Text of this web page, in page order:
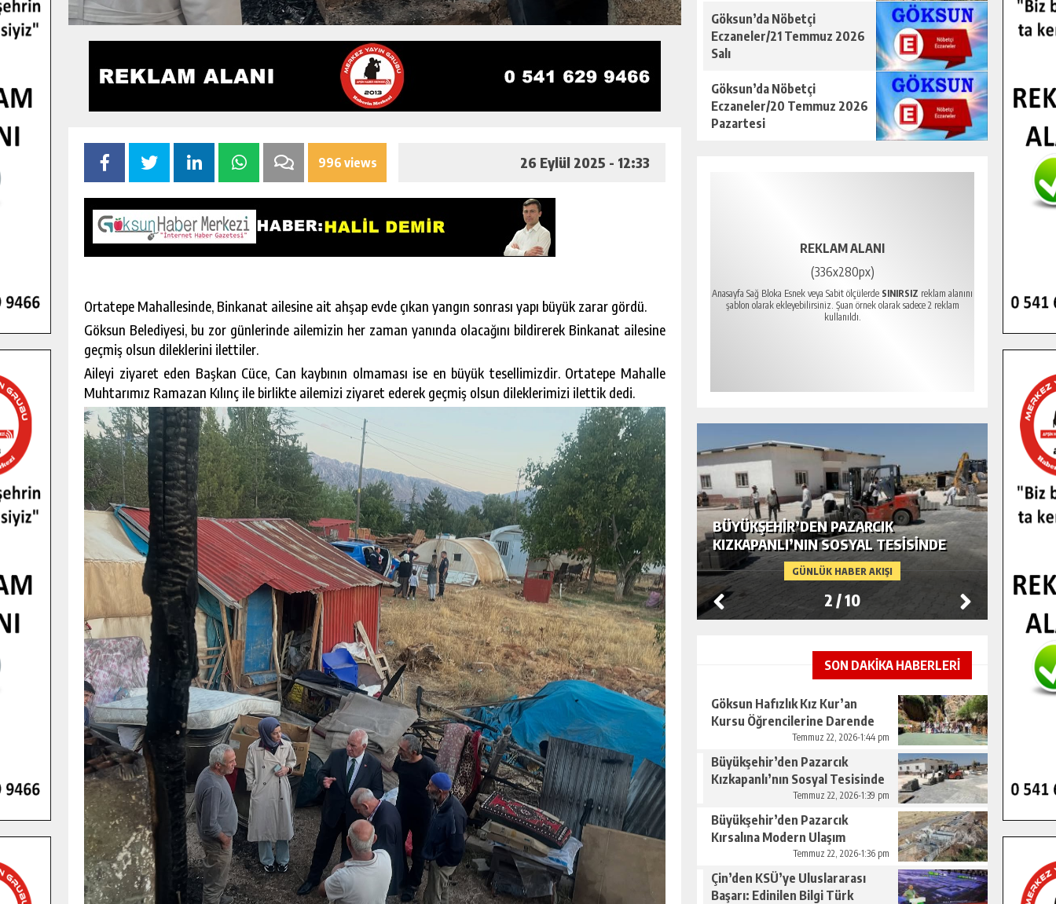
996 views 26 Eylül 2025 - 12:33
Ortatepe Mahallesinde, Binkanat ailesine ait ahşap evde çıkan yangın sonrası yapı büyük zarar gördü.
Göksun Belediyesi, bu zor günlerinde ailemizin her zaman yanında olacağını bildirerek Binkanat ailesine
geçmiş olsun dileklerini ilettiler.
Aileyi ziyaret eden Başkan Cüce, Can kaybının olmaması ise en büyük tesellimizdir. Ortatepe Mahalle
Muhtarımız Ramazan Kılınç ile birlikte ailemizi ziyaret ederek geçmiş olsun dileklerimizi ilettik dedi.
Göksun’da Nöbetçi
Eczaneler/21 Temmuz 2026
Salı
Göksun’da Nöbetçi
Eczaneler/20 Temmuz 2026
Pazartesi
REKLAM ALANI
(336x280px)
Anasayfa Sağ Bloka Esnek veya Sabit ölçülerde SINIRSIZ reklam alanını
şablon olarak ekleyebilirsiniz. Şuan örnek olarak sadece 2 reklam
kullanıldı.
GÜNLÜK HABER AKIŞI
GENÇLER PUSULA MARAŞ KAMPINDA
YENI MEDYA VE FOTOĞRAFÇILIĞI
KEŞFETTI.
GÜNLÜK HABER AKIŞI
GÖKSUN HAFIZLIK KIZ KUR’AN KURSU
ÖĞRENCILERINE DARENDE GEZISI.
GÜNLÜK HABER AKIŞI
BÜYÜKŞEHIR’DEN PAZARCIK
KIZKAPANLI’NIN SOSYAL TESISINDE
ÇEVRE DÜZENLEMESI.
2 /10
SON DAKİKA HABERLERİ
Göksun Hafızlık Kız Kur’an
Kursu Öğrencilerine Darende
Temmuz 22, 2026-1:44 pm
Büyükşehir’den Pazarcık
Kızkapanlı’nın Sosyal Tesisinde
Çevre Düzenlemesi.Temmuz 22, 2026-1:39 pm
Büyükşehir’den Pazarcık
Kırsalına Modern Ulaşım
Temmuz 22, 2026-1:36 pm
Çin’den KSÜ’ye Uluslararası
Başarı: Edinilen Bilgi Türk